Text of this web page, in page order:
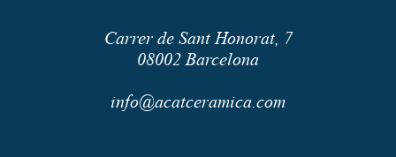
Carrer de Sant Honorat, 7
08002Barcelona
info@acatceramica.com